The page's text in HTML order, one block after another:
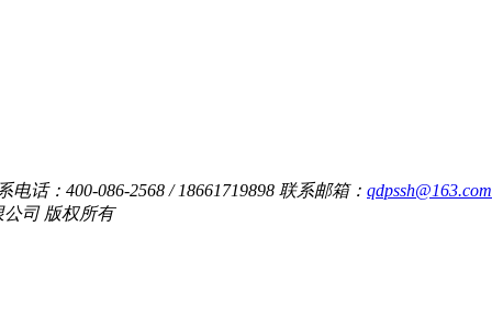
电话：400-086-2568 / 18661719898 联系邮箱： qdpssh@163.com
公司 版权所有